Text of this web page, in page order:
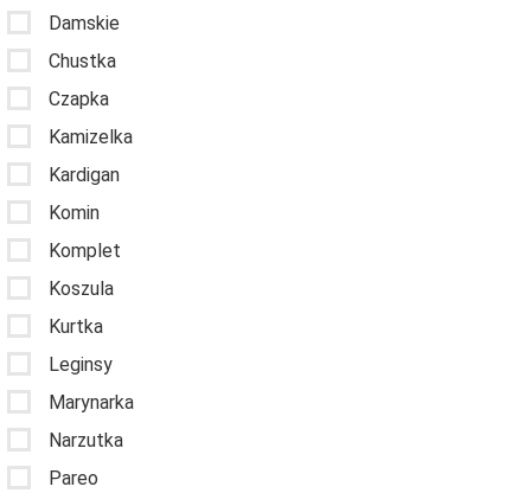
Damskie
Chustka
Czapka
Kamizelka
Kardigan
Komin
Komplet
Koszula
Kurtka
Leginsy
Marynarka
Narzutka
Pareo